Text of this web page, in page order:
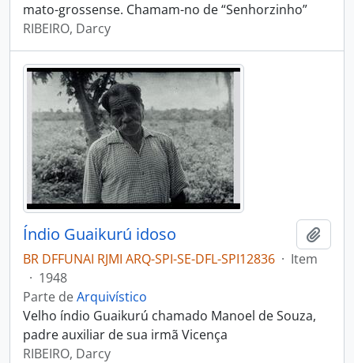
mato-grossense. Chamam-no de “Senhorzinho”
RIBEIRO, Darcy
Índio Guaikurú idoso
BR DFFUNAI RJMI ARQ-SPI-SE-DFL-SPI12836 · Item
· 1948
Parte deArquivístico
Velho índio Guaikurú chamado Manoel de Souza,
padre auxiliar de sua irmã Vicença
RIBEIRO, Darcy